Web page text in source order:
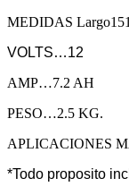
MEDIDAS
VOLTS…12
AMP…7.2 AH
PESO…2.5 KG.
APLICACIONES
*Todo proposito